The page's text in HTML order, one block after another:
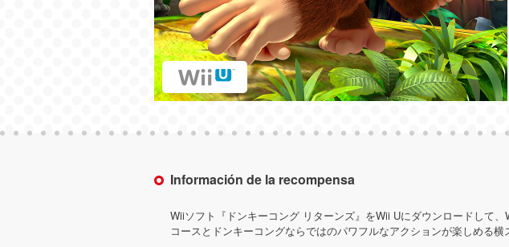
Información de la recompensa
Wiiソフト『ドンキーコング リターンズ』をWii Uにダウンロードして
コースとドンキーコングならではのパワフルなアクションが楽しめる横